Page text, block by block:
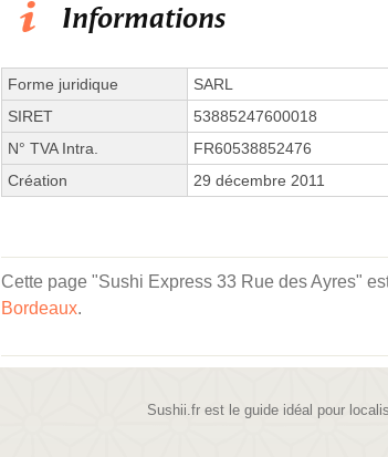
Informations
Forme juridique
SARL
SIRET
53885247600018
N° TVA Intra.
FR60538852476
Création
29 décembre 2011
Cette page "Sushi Express 33 Rue des Ayres"
Bordeaux.
Sushii.fr est le guide idéal pour